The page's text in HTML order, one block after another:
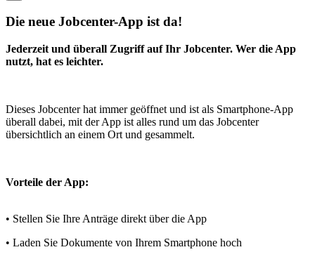
Die neue Jobcenter-App ist da!
Jederzeit und überall Zugriff auf Ihr Jobcenter. Wer die App
nutzt, hat es leichter.
Dieses Jobcenter hat immer geöffnet und ist als Smartphone-App
überall dabei, mit der App ist alles rund um das Jobcenter
übersichtlich an einem Ort und gesammelt.
Vorteile der App:
• Stellen Sie Ihre Anträge direkt über die App
• Laden Sie Dokumente von Ihrem Smartphone hoch